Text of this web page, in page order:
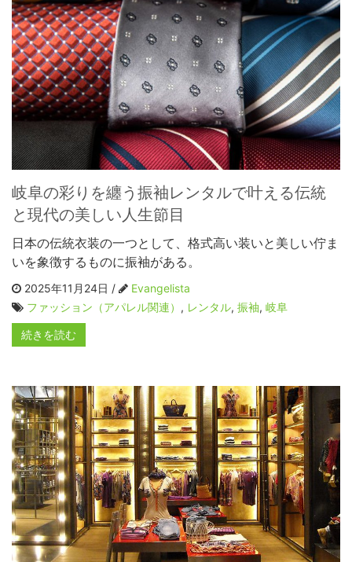
岐阜の彩りを纏う振袖レンタルで叶える伝統
と現代の美しい人生節目
日本の伝統衣装の一つとして、格式高い装いと美しい佇ま
いを象徴するものに振袖がある。
2025年11月24日 /
Evangelista
ファッション（アパレル関連） , レンタル, 振袖, 岐阜
続きを読む